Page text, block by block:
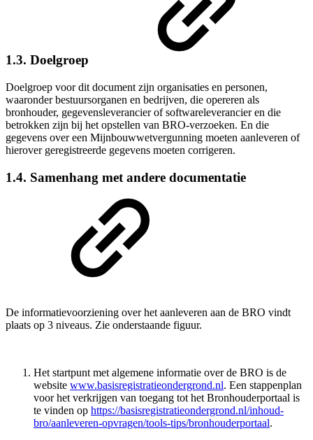
1.3. Doelgroep
Doelgroep voor dit document zijn organisaties en personen,
waaronder bestuursorganen en bedrijven, die opereren als
bronhouder, gegevensleverancierof softwareleverancier en die
betrokken zijn bij het opstellen van BRO-verzoeken. En die
gegevens over een Mijnbouwwetvergunning moeten aanleveren of
hierover geregistreerde gegevens moeten corrigeren.
1.4. Samenhang met andere documentatie
De informatievoorziening over het aanleveren aan de BRO vindt
plaats op 3 niveaus. Zie onderstaande figuur.
Het startpunt met algemene informatie over de BRO is de
website www.basisregistratieondergrond.nl. Een stappenplan
voor het verkrijgen van toegang tot het Bronhouderportaal is
te vinden op https://basisregistratieondergrond.nl/inhoud-
bro/aanleveren-opvragen/tools-tips/bronhouderportaal.